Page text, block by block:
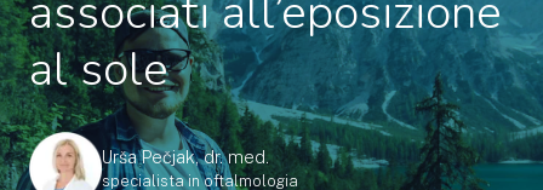
al sole
Urša Pečjak, dr. med.
specialista in oftalmologia